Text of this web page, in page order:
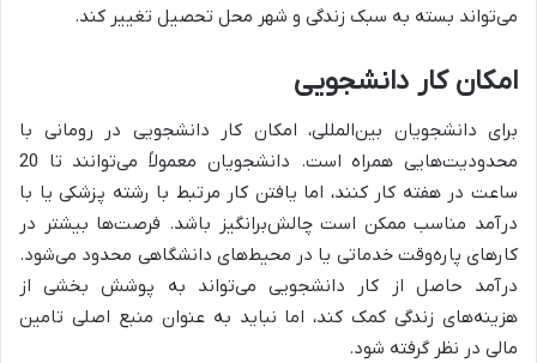
می‌تواند بسته به سبک زندگی و شهر محل تحصیل تغییر کند.
امکان کار دانشجویی
برای دانشجویان بین‌المللی، امکان کار دانشجویی در رومانی با
محدودیت‌هایی همراه است. دانشجویان معمولاً می‌توانند تا 20
ساعت در هفته کار کنند، اما یافتن کار مرتبط با رشته پزشکی یا با
درآمد مناسب ممکن است چالش‌برانگیز باشد. فرصت‌ها بیشتر در
کارهای پاره‌وقت خدماتی یا در محیط‌های دانشگاهی محدود می‌شود.
درآمد حاصل از کار دانشجویی می‌تواند به پوشش بخشی از
هزینه‌های زندگی کمک کند، اما نباید به عنوان منبع اصلی تامین
مالی در نظر گرفته شود.